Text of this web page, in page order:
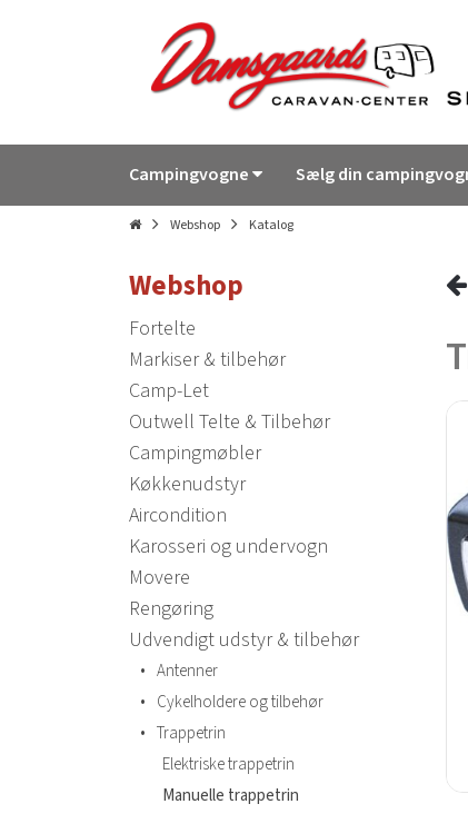
Campingvogne Sælg din
Webshop Katalog
Webshop
Fortelte
Markiser & tilbehør
Camp-Let
Outwell Telte & Tilbehør
Campingmøbler
Køkkenudstyr
Aircondition
Karosseri og undervogn
Movere
Rengøring
Udvendigt udstyr & tilbehør
• Antenner
• Cykelholdere og tilbehør
• Trappetrin
Elektriske trappetrin
Manuelle trappetrin